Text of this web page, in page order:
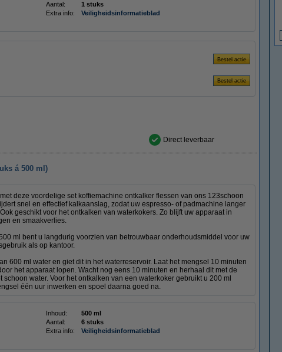
Aantal:
1 stuks
Extra info:
Veiligheidsinformatieblad
Direct leverbaar
á 500 ml)
deze voordelige set koffiemachine ontkalker flessen van ons 123schoon
snel en effectief kalkaanslag, zodat uw espresso- of padmachine langer
geschikt voor het ontkalken van waterkokers. Zo blijft uw apparaat in
en smaakverlies.
ml bent u langdurig voorzien van betrouwbaar onderhoudsmiddel voor uw
als op kantoor.
600 ml water en giet dit in het waterreservoir. Laat het mengsel 10 minuten
het apparaat lopen. Wacht nog eens 10 minuten en herhaal dit met de
water. Voor het ontkalken van een waterkoker gebruikt u 200 ml
één uur inwerken en spoel daarna goed na.
Inhoud:
500 ml
Aantal:
6 stuks
Extra info:
Veiligheidsinformatieblad